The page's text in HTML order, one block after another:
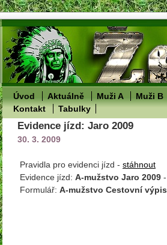
Úvod Aktuálně Muži A Muži B
Kontakt
Tabulky
Evidence jízd: Jaro 2009
30. 3. 2009
Pravidla pro evidenci jízd - stáhnout
Evidence jízd: A-mužstvo Jaro 2009 -
Formulář: A-mužstvo Cestovní výpis